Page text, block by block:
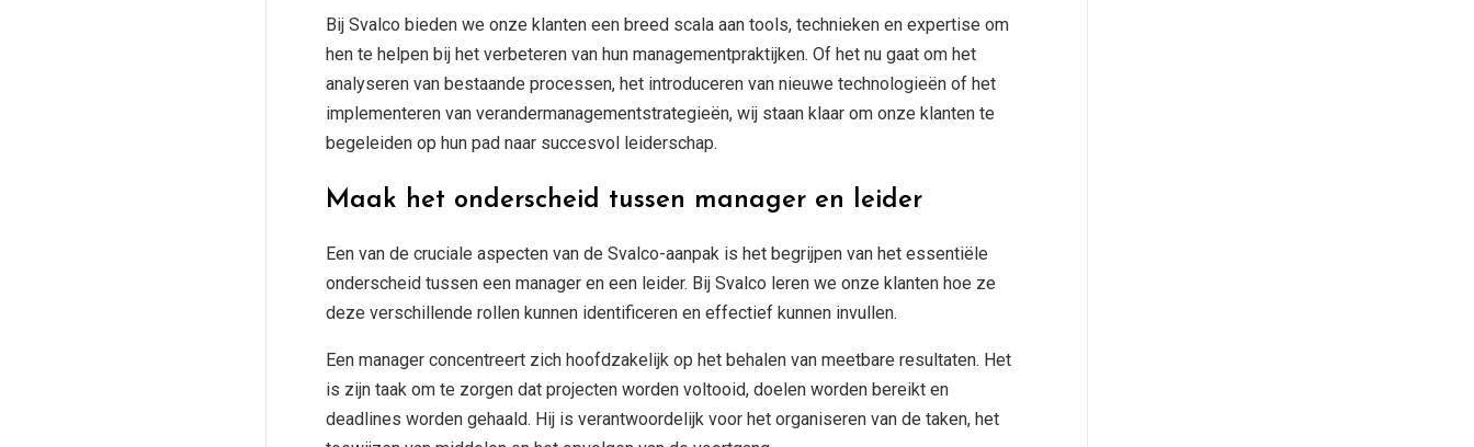
Bij Svalco bieden we onze klanten een breed scala aan tools, technieken en expertise om
hen te helpen bij het verbeteren van hun managementpraktijken. Of het nu gaat om het
analyseren van bestaande processen, het introduceren van nieuwe technologieën of het
implementeren van verandermanagementstrategieën, wij staan klaar om onze klanten te
begeleiden op hun pad naar succesvol leiderschap.
Maak het onderscheid tussen manager en leider
Een van de cruciale aspecten van de Svalco-aanpak is het begrijpen van het essentiële
onderscheid tussen een manager en een leider. Bij Svalco leren we onze klanten hoe ze
deze verschillende rollen kunnen identificeren en effectief kunnen invullen.
Een manager concentreert zich hoofdzakelijk op het behalen van meetbare resultaten. Het
is zijn taak om te zorgen dat projecten worden voltooid, doelen worden bereikt en
deadlines worden gehaald. Hij is verantwoordelijk voor het organiseren van de taken, het